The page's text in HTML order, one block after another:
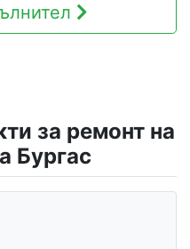
за ремонт на
Бургас